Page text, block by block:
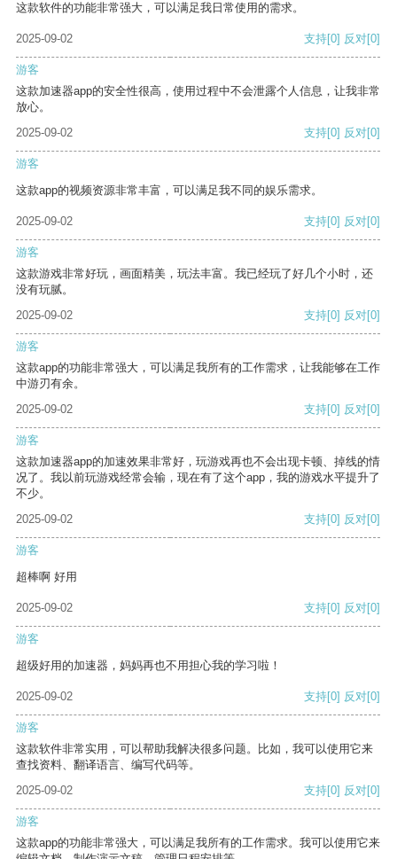
这款软件的功能非常强大，可以满足我日常使用的需求。
2025-09-02 支持[0] 反对[0]
游客
这款加速器app的安全性很高，使用过程中不会泄露个人信息，让我非常
放心。
2025-09-02
支持[0] 反对[0]
游客
这款app的视频资源非常丰富，可以满足我不同的娱乐需求。
2025-09-02 支持[0] 反对[0]
游客
这款游戏非常好玩，画面精美，玩法丰富。我已经玩了好几个小时，还
没有玩腻。
2025-09-02
支持[0] 反对[0]
游客
这款app的功能非常强大，可以满足我所有的工作需求，让我能够在工作
中游刃有余。
2025-09-02
支持[0] 反对[0]
游客
这款加速器app的加速效果非常好，玩游戏再也不会出现卡顿、掉线的情
况了。我以前玩游戏经常会输，现在有了这个app，我的游戏水平提升了
不少。
2025-09-02
支持[0] 反对[0]
游客
超棒啊 好用
2025-09-02 支持[0] 反对[0]
游客
超级好用的加速器，妈妈再也不用担心我的学习啦！
2025-09-02 支持[0] 反对[0]
游客
这款软件非常实用，可以帮助我解决很多问题。比如，我可以使用它来
查找资料、翻译语言、编写代码等。
2025-09-02
支持[0] 反对[0]
游客
这款app的功能非常强大，可以满足我所有的工作需求。我可以使用它来